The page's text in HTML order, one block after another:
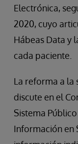
Electrónica,
2020, cuyo
Hábeas Data y
cada paciente.
La reforma a la
discute en el
Sistema
Información en